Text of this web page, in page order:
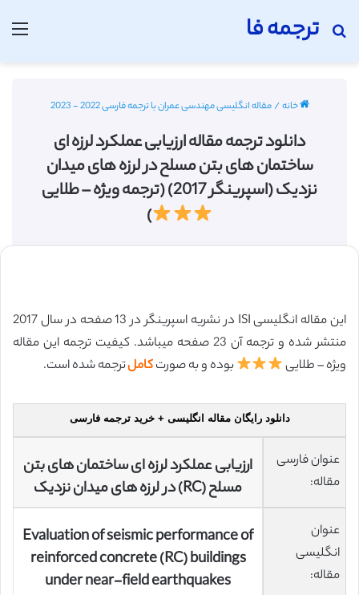
ترجمه فا
جستجو برای
خانه/مقاله انگلیسی مهندسی عمران با ترجمه فارسی 2022 - 2023
دانلود ترجمه مقاله ارزیابی عملکرد لرزه ای
ساختمان های بتن مسلح در لرزه های میدان
نزدیک (اسپرینگر 2017) (ترجمه ویژه – طلایی
)
این مقاله انگلیسی ISI در نشریه اسپرینگر در 13 صفحه در سال 2017
منتشر شده و ترجمه آن 23 صفحه میباشد. کیفیت ترجمه این مقاله
ویژه – طلایی
بوده و به صورتکاملترجمه شده است.
دانلود رایگان مقاله انگلیسی + خرید ترجمه فارسی
عنوان فارسی
مقاله:
ارزیابی عملکرد لرزه ای ساختمان های بتن
مسلح (RC) در لرزه های میدان نزدیک
عنوان
انگلیسی
مقاله:
Evaluation of seismic performance of
reinforced concrete (RC) buildings
under near-field earthquakes